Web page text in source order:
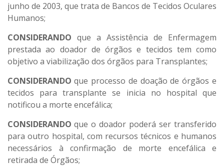
junho de 2003, que trata de Bancos de Tecidos Oculares
Humanos;
CONSIDERANDO que a Assistência de Enfermagem
prestada ao doador de órgãos e tecidos tem como
objetivo a viabilização dos órgãos para Transplantes;
CONSIDERANDO que processo de doação de órgãos e
tecidos para transplante se inicia no hospital que
notificou a morte encefálica;
CONSIDERANDO que o doador poderá ser transferido
para outro hospital, com recursos técnicos e humanos
necessários à confirmação de morte encefálica e
retirada de Órgãos;